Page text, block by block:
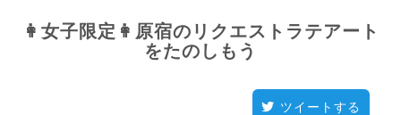
👩女子限定👩原宿のリクエストラテアート
をたのしもう
ツイートする